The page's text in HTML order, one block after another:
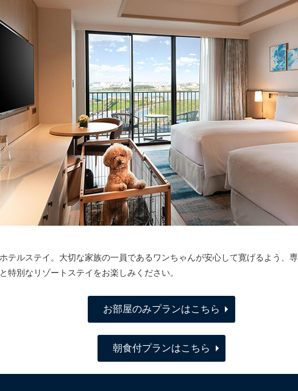
テルステイ。大切な家族の一員であるワンちゃんが安心して寛げるよう、
特別なリゾートステイをお楽しみください。
お部屋のみプランはこちら
朝食付プランはこちら